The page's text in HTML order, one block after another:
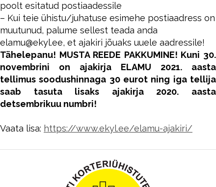
poolt esitatud postiaadessile
– Kui teie ühistu/juhatuse esimehe postiaadress on
muutunud, palume sellest teada anda
elamu@ekyl.ee, et ajakiri jõuaks uuele aadressile!
Tähelepanu! MUSTA REEDE PAKKUMINE! Kuni 30.
novembrini on ajakirja ELAMU 2021. aasta
tellimus soodushinnaga 30 eurot ning iga tellija
saab tasuta lisaks ajakirja 2020. aasta
detsembrikuu numbri!
Vaata lisa: https://www.ekyl.ee/elamu-ajakiri/